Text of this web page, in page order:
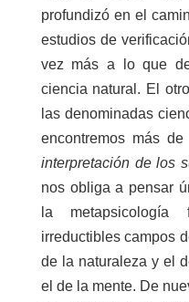
profundizó en el
estudios de
vez más a lo que
ciencia natural. El
las denominadas
encontremos más
interpretación de los
nos obliga a pensar
la
irreductibles campos
de la naturaleza y el
el de la mente. De